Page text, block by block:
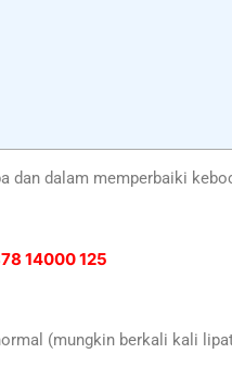
dalam memperbaiki
14000 125
(mungkin berkali kali